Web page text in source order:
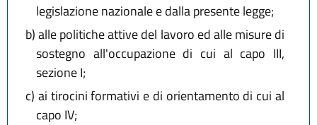
legislazione nazionale e dalla presente legge;
b)alle politiche attive del lavoro ed alle misure di
sostegno all'occupazione di cui al capo III,
sezione I;
c) ai tirocini formativi e di orientamento di cui al
capo IV;